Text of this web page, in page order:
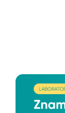
Do 25 cm
Do 30 cm